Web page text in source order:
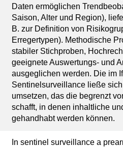
Daten ermöglichen
Saison, Alter und Region),
B. zur Definition von
Erregertypen). Methodische
stabiler Stichproben,
geeignete Auswertungs- und
ausgeglichen werden. Die im
Sentinelsurveillance ließe
umsetzen, das die begrenzt
schafft, in denen inhaltliche
gehandhabt werden können.
In sentinel surveillance a